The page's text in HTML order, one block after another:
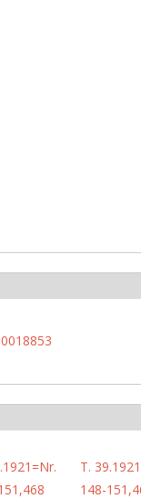
T.
148-